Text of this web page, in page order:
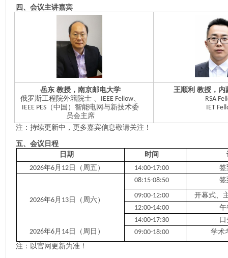
四、会议主讲嘉宾
岳东 教授，南京邮电大学
俄罗斯工程院外籍院士 、 IEEE Fellow、
IEEE PES （中国）智能电网与新技术委
员会主席
王顺利 教授，内
RSA
IET
注： 持续更新中，更多嘉宾信息敬请关注！
五、会议日程
日期
时间
2026年6月 12日（周五） 14:00-17:00 签
2026年6月 13日（周六）
08:15-08:50 签
09:00-12:00
开幕式、
12:00-14:00
午
14:00-17:30
2026年6月 14日（周日） 09:00-18:00
学术
注：以官网更新为准！